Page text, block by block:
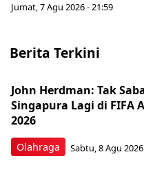
Jumat, 7 Agu 2026 - 21:59
Berita Terkini
Olahraga
John Herdman: Tak
Singapura Lagi di FIFA
2026
Sabtu, 8 Agu